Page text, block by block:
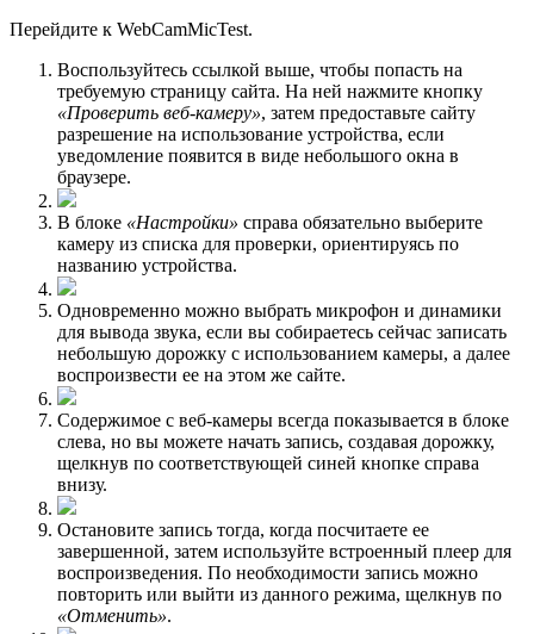
Перейдите к WebCamMicTest.
Воспользуйтесь ссылкой выше, чтобы попасть на
требуемую страницу сайта. На ней нажмите кнопку
«Проверить веб-камеру», затем предоставьте сайту
разрешение на использование устройства, если
уведомление появится в виде небольшого окна в
браузере.
В блоке «Настройки» справа обязательно выберите
камеру из списка для проверки, ориентируясь по
названию устройства.
Одновременно можно выбрать микрофон и динамики
для вывода звука, если вы собираетесь сейчас записать
небольшую дорожку с использованием камеры, а далее
воспроизвести ее на этом же сайте.
Содержимое с веб-камеры всегда показывается в блоке
слева, но вы можете начать запись, создавая дорожку,
щелкнув по соответствующей синей кнопке справа
внизу.
Остановите запись тогда, когда посчитаете ее
завершенной, затем используйте встроенный плеер для
воспроизведения. По необходимости запись можно
повторить или выйти из данного режима, щелкнув по
«Отменить».